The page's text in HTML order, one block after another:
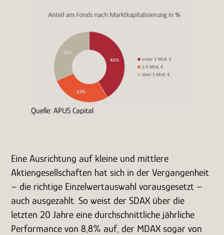
Quelle: APUS Capital
Eine Ausrichtung auf kleine und mittlere
Aktiengesellschaften hat sich in der Vergangenheit
– die richtige Einzelwertauswahl vorausgesetzt –
auch ausgezahlt. So weist der SDAX über die
letzten 20 Jahre eine durchschnittliche jährliche
Performance von 8,8% auf, der MDAX sogar von